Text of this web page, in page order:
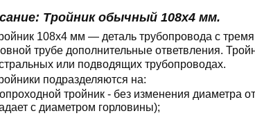
Тройник обычный 108x4 мм.
108x4 мм — деталь трубопровода с
трубе дополнительные ответвления.
или подводящих трубопроводах.
подразделяются на:
тройник - без изменения диаметра
с диаметром горловины);